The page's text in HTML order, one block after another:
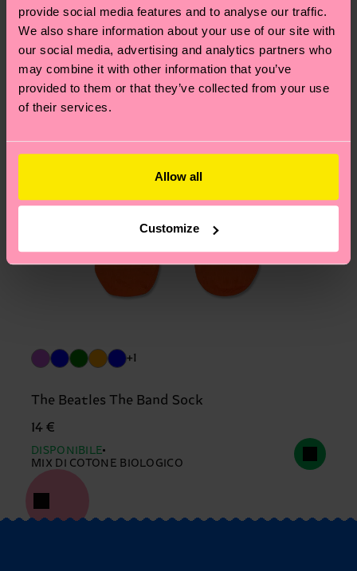
provide social media features and to analyse our traffic.
We also share information about your use of our site with
our social media, advertising and analytics partners who
may combine it with other information that you’ve
provided to them or that they’ve collected from your use
of their services.
Allow all
Customize
+1
The Beatles The Band Sock
14 €
DISPONIBILE
MIX DI COTONE BIOLOGICO